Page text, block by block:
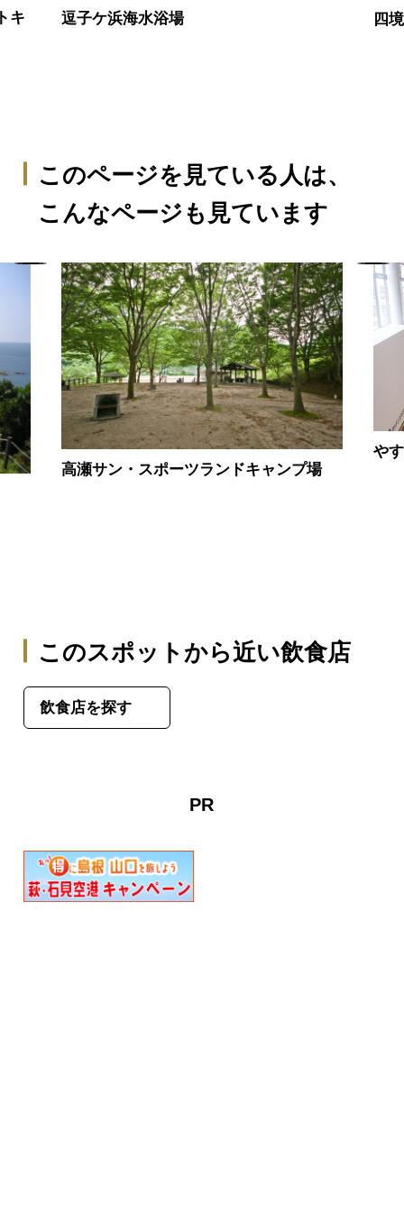
キ 逗子ケ浜海水浴場 四
このページを見ている人は、
こんなページも見ています
高瀬サン・スポーツランドキャンプ場
や
このスポットから近い飲食店
飲食店を探す
PR